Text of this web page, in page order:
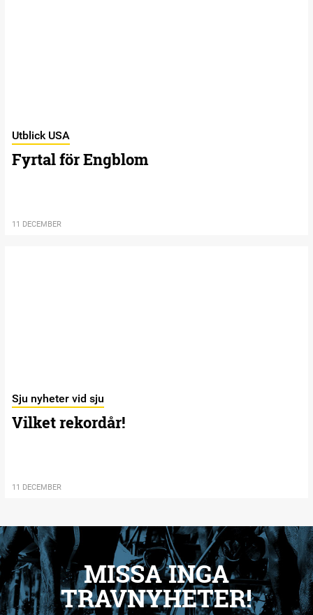
Utblick USA
Fyrtal för Engblom
11 DECEMBER
Sju nyheter vid sju
Vilket rekordår!
11 DECEMBER
MISSA INGA
TRAVNYHETER!